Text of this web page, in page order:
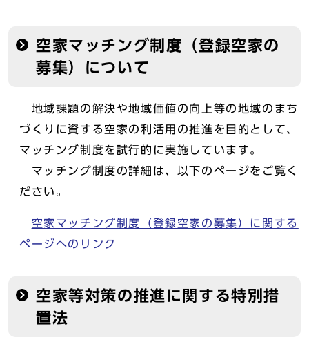
空家マッチング制度（登録空家の
募集）について
地域課題の解決や地域価値の向上等の地域のまち
づくりに資する空家の利活用の推進を目的として、
マッチング制度を試行的に実施しています。
マッチング制度の詳細は、以下のページをご覧く
ださい。
空家マッチング制度（登録空家の募集）に関する
ページへのリンク
空家等対策の推進に関する特別措
置法